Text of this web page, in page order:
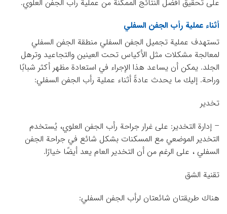
على تحقيق أفضل النتائج الممكنة من عملية رأب الجفن العلوي.
أثناء عملية رأب الجفن السفلي
تستهدف عملية تجميل الجفن السفلي منطقة الجفن السفلي
لمعالجة مشكلات مثل الأكياس تحت العينين والتجاعيد وترهل
الجلد. يمكن أن يساعد هذا الإجراء في استعادة مظهر أكثر شبابًا
وراحة. إليك ما يحدث عادةً أثناء عملية رأب الجفن السفلي:
تخدير
– إدارة التخدير: على غرار جراحة رأب الجفن العلوي، يُستخدم
التخدير الموضعي مع المسكنات بشكل شائع في جراحة الجفن
السفلي ، على الرغم من أن التخدير العام يعد أيضًا خيارًا.
تقنية الشق
هناك طريقتان شائعتان لرأب الجفن السفلي: